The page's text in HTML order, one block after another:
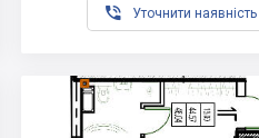
 Уточнити наявність